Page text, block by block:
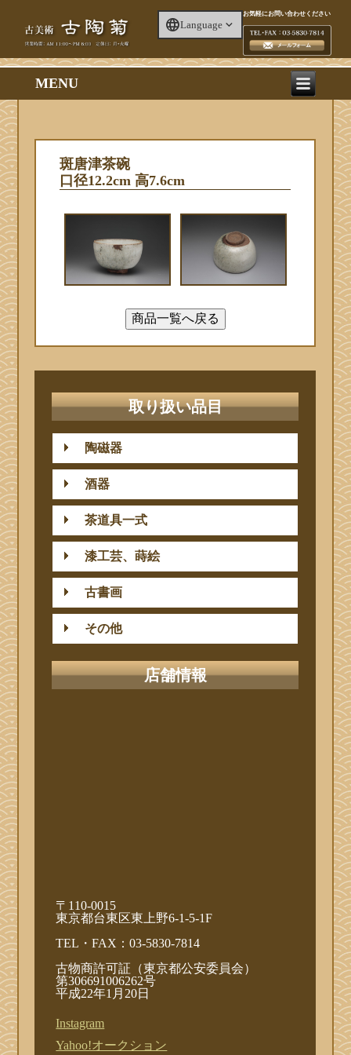
Language
お気軽にお問い合わせください
MENU
斑唐津茶碗
口径12.2cm 高7.6cm
取り扱い品目
陶磁器
酒器
茶道具一式
漆工芸、蒔絵
古書画
その他
店舗情報
〒110-0015
東京都台東区東上野6-1-5-1F
TEL・FAX：03-5830-7814
古物商許可証（東京都公安委員会）
第306691006262号
平成22年1月20日
Instagram
Yahoo!オークション